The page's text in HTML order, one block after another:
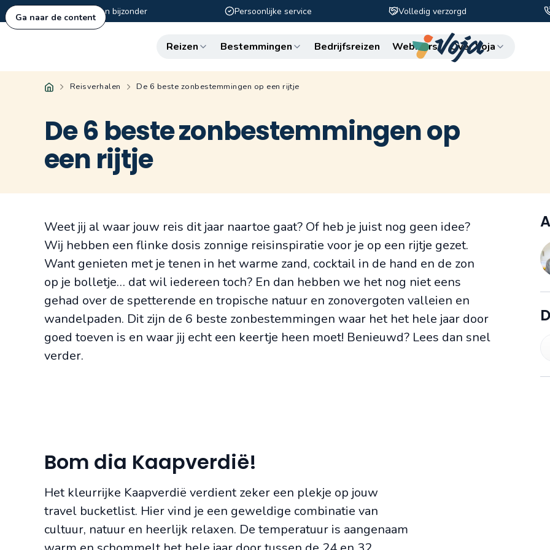
Ga naar de content
Authentiek en bijzonder Persoonlijke service Volledig verzorgd
Reizen Bestemmingen Bedrijfsreizen Webinars Over Voja
Reisverhalen De 6 beste zonbestemmingen op een rijtje
De 6 beste zonbestemmingen op
een rijtje
Weet jij al waar jouw reis dit jaar naartoe gaat? Of heb je juist nog geen idee?
Wij hebben een flinke dosis zonnige reisinspiratie voor je op een rijtje gezet.
Want genieten met je tenen in het warme zand, cocktail in de hand en de zon
op je bolletje… dat wil iedereen toch? En dan hebben we het nog niet eens
gehad over de spetterende en tropische natuur en zonovergoten valleien en
wandelpaden. Dit zijn de 6 beste zonbestemmingen waar het het hele jaar door
goed toeven is en waar jij echt een keertje heen moet! Benieuwd? Lees dan snel
verder.
Bom dia Kaapverdië!
Het kleurrijke Kaapverdië verdient zeker een plekje op jouw
travel bucketlist. Hier vind je een geweldige combinatie van
cultuur, natuur en heerlijk relaxen. De temperatuur is aangenaam